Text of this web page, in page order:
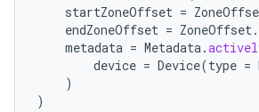
startZoneOffset =
endZoneOffset = ZoneOffset.
metadata = Metadata.
device = Device(type =
)
)